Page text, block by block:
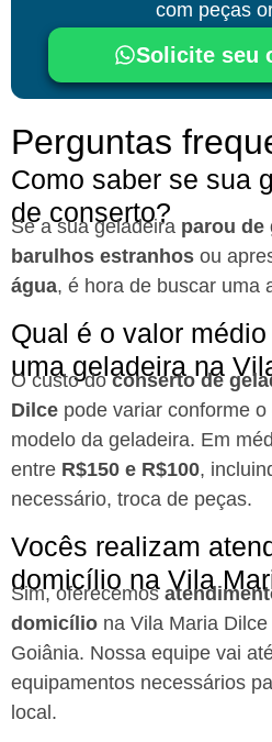
com peças
Solicite seu
Perguntas
Como saber se sua
de conserto?
Se a sua geladeira parou de
barulhos estranhos ou
água, é hora de buscar uma
Qual é o valor
uma geladeira na
O custo doconserto de
Dilce pode variar conforme
modelo da geladeira. Em
entre R$150 e R$100,
necessário, troca de peças.
Vocês realizam
domicílio na Vila
Sim, oferecemos
domicílio na Vila Maria
Goiânia. Nossa equipe vai
equipamentos necessários
local.